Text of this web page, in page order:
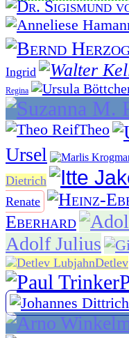
Ingrid
Regina
Theo
Ursel
Dietrich
Renate
Eberhard
Adolf Julius
Detlev